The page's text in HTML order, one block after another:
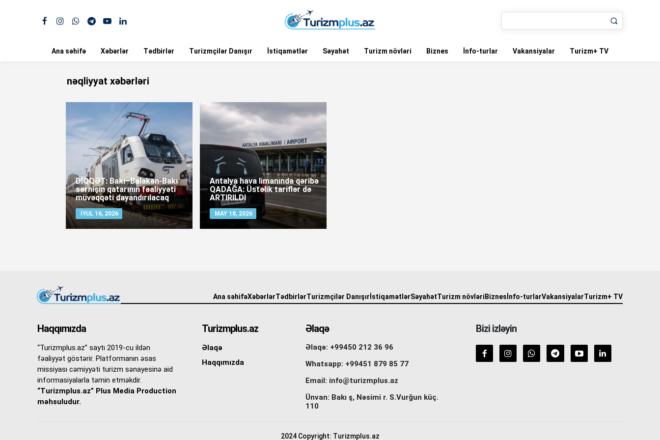
Ana səhifə Xəbərlər Tədbirlər Turizmçilər Danışır İstiqamətlər Səyahət Turizm növləri Biznes İnfo-turlar Vakansiyalar Turizm+ TV
nəqliyyat xəbərləri
DİQQƏT: Bakı–Balakən-Bakı
sərnişin qatarının fəaliyyəti
müvəqqəti dayandırılacaq
İYUL 16, 2026
Antalya hava limanında qəribə
QADAĞA: Üstəlik tariflər də
ARTIRILDI
MAY 18, 2026
Ana səhifəXəbərlərTədbirlərTurizmçilər Danışır İstiqamətlərSəyahətTurizm növləri Biznes İnfo-turlarVakansiyalarTurizm+ TV
Haqqımızda
“Turizmplus.az” saytı 2019-cu ildən
fəaliyyət göstərir. Platformanın əsas
missiyası cəmiyyəti turizm sənayesinə aid
informasiyalarla təmin etməkdir.
“Turizmplus.az” Plus Media Production
məhsuludur.
Turizmplus.az
Əlaqə
Haqqımızda
Əlaqə
Əlaqə: +99450 212 36 96
Whatsapp: +99451 879 85 77
Email: info@turizmplus.az
Ünvan: Bakı ş, Nəsimi r. S.Vurğun küç.
110
Bizi izləyin
2024 Copyright: Turizmplus.az